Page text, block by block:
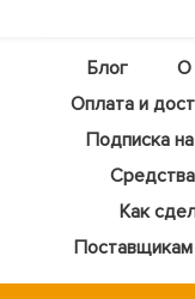
Блог О
Оплата и
Подписка
Как
Поставщикам